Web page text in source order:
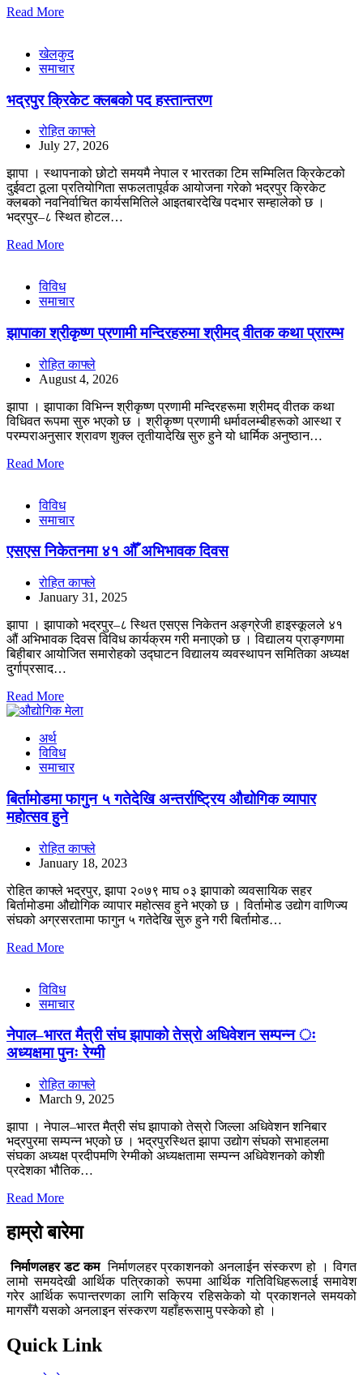
Read More
खेलकुद
समाचार
भद्रपुर क्रिकेट क्लबको पद हस्तान्तरण
रोहित काफ्ले
July 27, 2026
झापा । स्थापनाको छोटो समयमै नेपाल र भारतका टिम सम्मिलित क्रिकेटको
दुईवटा ठूला प्रतियोगिता सफलतापूर्वक आयोजना गरेको भद्रपुर क्रिकेट
क्लबको नवनिर्वाचित कार्यसमितिले आइतबारदेखि पदभार सम्हालेको छ ।
भद्रपुर–८ स्थित होटल…
Read More
विविध
समाचार
झापाका श्रीकृष्ण प्रणामी मन्दिरहरुमा श्रीमद् वीतक कथा प्रारम्भ
रोहित काफ्ले
August 4, 2026
झापा । झापाका विभिन्न श्रीकृष्ण प्रणामी मन्दिरहरूमा श्रीमद् वीतक कथा
विधिवत रूपमा सुरु भएको छ । श्रीकृष्ण प्रणामी धर्मावलम्बीहरूको आस्था र
परम्पराअनुसार श्रावण शुक्ल तृतीयादेखि सुरु हुने यो धार्मिक अनुष्ठान…
Read More
विविध
समाचार
एसएस निकेतनमा ४१ औँ अभिभावक दिवस
रोहित काफ्ले
January 31, 2025
झापा । झापाको भद्रपुर–८ स्थित एसएस निकेतन अङ्ग्रेजी हाइस्कूलले ४१
औं अभिभावक दिवस विविध कार्यक्रम गरी मनाएको छ । विद्यालय प्राङ्गणमा
बिहीबार आयोजित समारोहको उद्घाटन विद्यालय व्यवस्थापन समितिका अध्यक्ष
दुर्गाप्रसाद…
Read More
अर्थ
विविध
समाचार
बिर्तामोडमा फागुन ५ गतेदेखि अन्तर्राष्ट्रिय औद्योगिक व्यापार
महोत्सव हुने
रोहित काफ्ले
January 18, 2023
रोहित काफ्ले भद्रपुर, झापा २०७९ माघ ०३ झापाको व्यवसायिक सहर
बिर्तामोडमा औद्योगिक व्यापार महोत्सव हुने भएको छ । विर्तामोड उद्योग वाणिज्य
संघको अग्रसरतामा फागुन ५ गतेदेखि सुरु हुने गरी बिर्तामोड…
Read More
विविध
समाचार
नेपाल–भारत मैत्री संघ झापाको तेस्रो अधिवेशन सम्पन्न ः
अध्यक्षमा पुनः रेग्मी
रोहित काफ्ले
March 9, 2025
झापा । नेपाल–भारत मैत्री संघ झापाको तेस्रो जिल्ला अधिवेशन शनिबार
भद्रपुरमा सम्पन्न भएको छ । भद्रपुरस्थित झापा उद्योग संघको सभाहलमा
संघका अध्यक्ष प्रदीपमणि रेग्मीको अध्यक्षतामा सम्पन्न अधिवेशनको कोशी
प्रदेशका भौतिक…
Read More
हाम्रो बारेमा
निर्माणलहर डट कमनिर्माणलहर प्रकाशनको अनलाईन संस्करण हो । विगत
लामो समयदेखी आर्थिक पत्रिकाको रूपमा आर्थिक गतिविधिहरूलाई समावेश
गरेर आर्थिक रूपान्तरणका लागि सक्रिय रहिसकेको यो प्रकाशनले समयको
मागसँगै यसको अनलाइन संस्करण यहाँहरूसामु पस्केको हो ।
Quick Link